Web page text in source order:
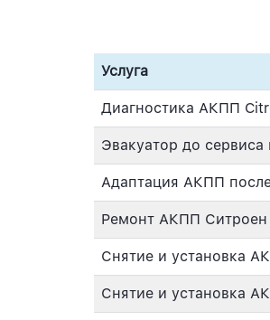
Услуга
Диагностика АКПП
Эвакуатор до
Адаптация АКПП
Ремонт АКПП Ситроен
Снятие и установка
Снятие и установка